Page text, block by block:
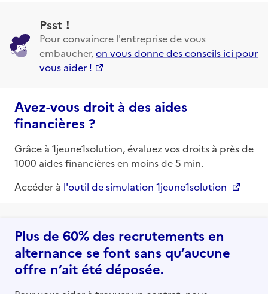
Psst !
Pour convaincre l'entreprise de vous
embaucher,on vous donne des conseils ici pour
vous aider !
Avez-vous droit à des aides
financières ?
Grâce à 1jeune1solution, évaluez vos droits à près de
1000 aides financières en moins de 5 min.
Accéder à l'outil de simulation 1jeune1solution
Plus de 60% des recrutements en
alternance se font sans qu’aucune
offre n’ait été déposée.